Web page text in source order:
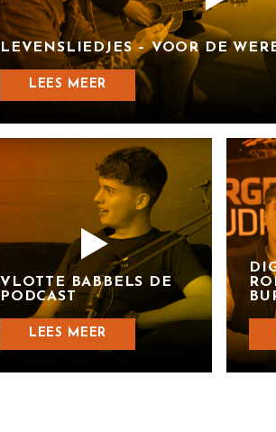
LEVENSLIEDJES – VOOR DE
LEES MEER
VLOTTE BABBELS DE
PODCAST
LEES MEER